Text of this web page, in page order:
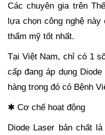
Các chuyên gia trên
lựa chọn công nghệ
thẩm mỹ tốt nhất.
Tại Việt Nam, chỉ có 1
cấp đang áp dụng
hàng trong đó có Bệnh
✱ Cơ chế hoạt động
Diode Laser bản chất